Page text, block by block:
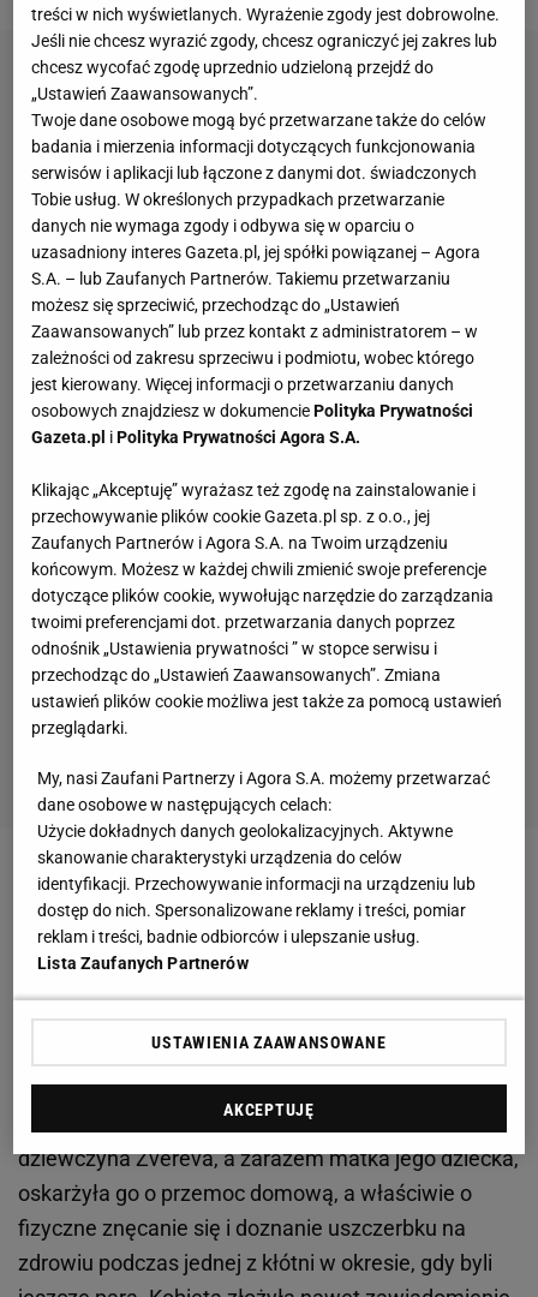
Zobacz wideo"Rankingowa jedynka ciążyła Idze
Świątek". Adam Romer wyjaśnia, z czym mierzyła
się polska tenisistka
Alexander Zverev stanie przed sądem. Wyznaczono
termin rozprawy
Kilka miesięcy temu Brenda Patea, była
dziewczyna Zvereva, a zarazem matka jego dziecka,
oskarżyła go o przemoc domową, a właściwie o
fizyczne znęcanie się i doznanie uszczerbku na
zdrowiu podczas jednej z kłótni w okresie, gdy byli
treści w nich wyświetlanych. Wyrażenie zgody jest dobrowolne.
Jeśli nie chcesz wyrazić zgody, chcesz ograniczyć jej zakres lub
chcesz wycofać zgodę uprzednio udzieloną przejdź do
„Ustawień Zaawansowanych”.
Twoje dane osobowe mogą być przetwarzane także do celów
badania i mierzenia informacji dotyczących funkcjonowania
serwisów i aplikacji lub łączone z danymi dot. świadczonych
Tobie usług. W określonych przypadkach przetwarzanie
danych nie wymaga zgody i odbywa się w oparciu o
uzasadniony interes Gazeta.pl, jej spółki powiązanej – Agora
S.A. – lub Zaufanych Partnerów. Takiemu przetwarzaniu
możesz się sprzeciwić, przechodząc do „Ustawień
Zaawansowanych” lub przez kontakt z administratorem – w
zależności od zakresu sprzeciwu i podmiotu, wobec którego
jest kierowany. Więcej informacji o przetwarzaniu danych
osobowych znajdziesz w dokumenciePolityka Prywatności
Gazeta.pl iPolityka Prywatności Agora S.A.
Klikając „Akceptuję” wyrażasz też zgodę na zainstalowanie i
przechowywanie plików cookie Gazeta.pl sp. z o.o., jej
Zaufanych Partnerów i Agora S.A. na Twoim urządzeniu
końcowym. Możesz w każdej chwili zmienić swoje preferencje
dotyczące plików cookie, wywołując narzędzie do zarządzania
twoimi preferencjami dot. przetwarzania danych poprzez
odnośnik „Ustawienia prywatności ” w stopce serwisu i
przechodząc do „Ustawień Zaawansowanych”. Zmiana
ustawień plików cookie możliwa jest także za pomocą ustawień
przeglądarki.
My, nasi Zaufani Partnerzy i Agora S.A. możemy przetwarzać
dane osobowe w następujących celach:
Użycie dokładnych danych geolokalizacyjnych. Aktywne
skanowanie charakterystyki urządzenia do celów
identyfikacji. Przechowywanie informacji na urządzeniu lub
dostęp do nich. Spersonalizowane reklamy i treści, pomiar
reklam i treści, badnie odbiorców i ulepszanie usług.
Lista Zaufanych Partnerów
USTAWIENIA ZAAWANSOWANE
AKCEPTUJĘ